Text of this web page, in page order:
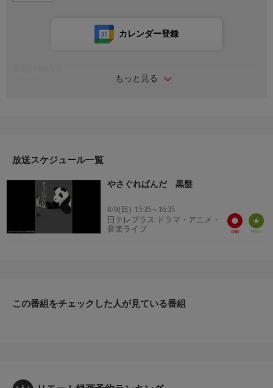
もっと見る
カレンダー登録
放送スケジュール一覧
やさぐれぱんだ 黒盤
8/9(日) 15:35～16:35
日テレプラス ドラマ・アニメ・
音楽ライブ
この番組をチェックした人が見ている番組